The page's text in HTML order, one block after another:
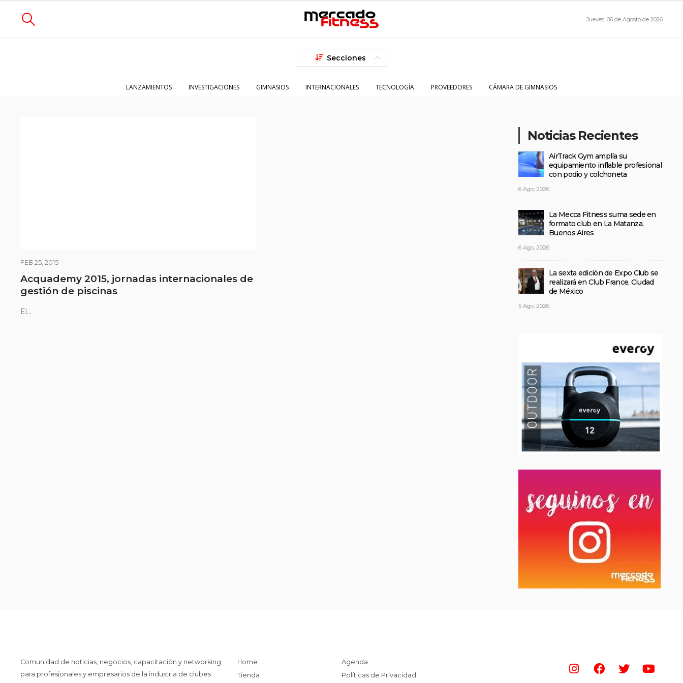
Jueves, 06 de Agosto de 2026
Secciones
LANZAMIENTOS INVESTIGACIONES GIMNASIOS INTERNACIONALES TECNOLOGÍA PROVEEDORES CÁMARA DE GIMNASIOS
FEB 25, 2015
Acquademy 2015, jornadas internacionales de
gestión de piscinas
El...
Noticias Recientes
AirTrack Gym amplía su
equipamiento inflable profesional
con podio y colchoneta
6 Ago, 2026
La Mecca Fitness suma sede en
formato club en La Matanza,
Buenos Aires
6 Ago, 2026
La sexta edición de Expo Club se
realizará en Club France, Ciudad
de México
5 Ago, 2026
Comunidad de noticias, negocios, capacitación y networking
para profesionales y empresarios de la industria de clubes
Home
Tienda
Agenda
Políticas de Privacidad